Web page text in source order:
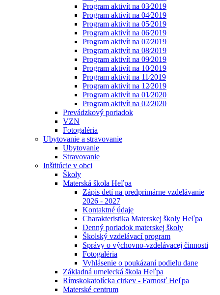
Program aktivít na 03⁄2019
Program aktivít na 04⁄2019
Program aktivít na 05⁄2019
Program aktivít na 06⁄2019
Program aktivít na 07⁄2019
Program aktivít na 08⁄2019
Program aktivít na 09⁄2019
Program aktivít na 10⁄2019
Program aktivít na 11⁄2019
Program aktivít na 12⁄2019
Program aktivít na 01⁄2020
Program aktivít na 02⁄2020
Prevádzkový poriadok
VZN
Fotogaléria
Ubytovanie a stravovanie
Ubytovanie
Stravovanie
Inštitúcie v obci
Školy
Materská škola Heľpa
Zápis detí na predprimárne vzdelávanie
2026 - 2027
Kontaktné údaje
Charakteristika Materskej školy Heľpa
Denný poriadok materskej školy
Školský vzdelávací program
Správy o výchovno-vzdelávacej činnosti
Fotogaléria
Vyhlásenie o poukázaní podielu dane
Základná umelecká škola Heľpa
Rímskokatolícka cirkev - Farnosť Heľpa
Materské centrum